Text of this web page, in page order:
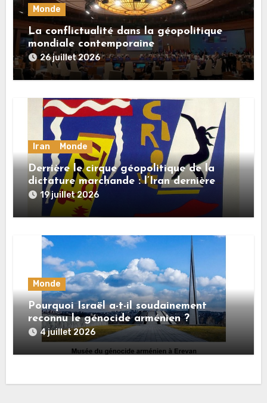
Monde
La conflictualité dans la géopolitique
mondiale contemporaine
26 juillet 2026
Iran Monde
Derrière le cirque géopolitique de la
dictature marchande : l’Iran dernière
dupe en date
19 juillet 2026
Monde
Pourquoi Israël a-t-il soudainement
reconnu le génocide arménien ?
4 juillet 2026